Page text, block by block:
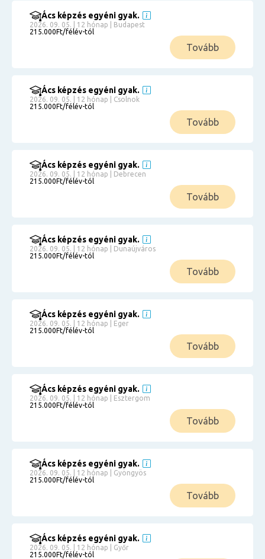
Ács képzés egyéni gyak.
2026. 09. 05. | 12 hónap | Budapest
215.000Ft/félév-tól
Tovább
Ács képzés egyéni gyak.
2026. 09. 05. | 12 hónap | Csolnok
215.000Ft/félév-tól
Tovább
Ács képzés egyéni gyak.
2026. 09. 05. | 12 hónap | Debrecen
215.000Ft/félév-tól
Tovább
Ács képzés egyéni gyak.
2026. 09. 05. | 12 hónap | Dunaújváros
215.000Ft/félév-tól
Tovább
Ács képzés egyéni gyak.
2026. 09. 05. | 12 hónap | Eger
215.000Ft/félév-tól
Tovább
Ács képzés egyéni gyak.
2026. 09. 05. | 12 hónap | Esztergom
215.000Ft/félév-tól
Tovább
Ács képzés egyéni gyak.
2026. 09. 05. | 12 hónap | Gyöngyös
215.000Ft/félév-tól
Tovább
Ács képzés egyéni gyak.
2026. 09. 05. | 12 hónap | Győr
215.000Ft/félév-tól